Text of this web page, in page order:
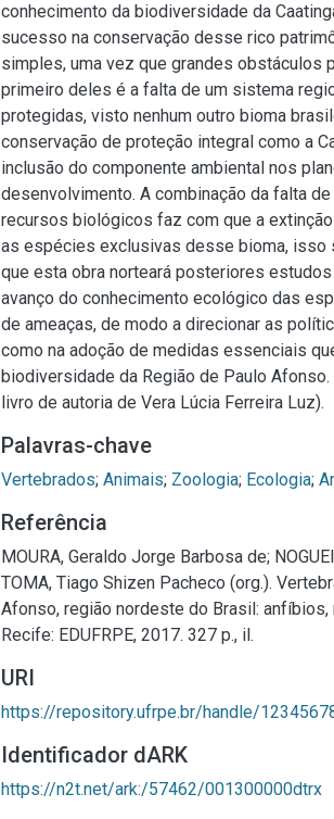
conhecimento da biodiversidade da
sucesso na conservação desse rico
simples, uma vez que grandes obstáculos
primeiro deles é a falta de um sistema
protegidas, visto nenhum outro bioma
conservação de proteção integral como a
inclusão do componente ambiental nos
desenvolvimento. A combinação da falta
recursos biológicos faz com que a
as espécies exclusivas desse bioma, isso
que esta obra norteará posteriores
avanço do conhecimento ecológico das
de ameaças, de modo a direcionar as
como na adoção de medidas essenciais
biodiversidade da Região de Paulo
livro de autoria de Vera Lúcia Ferreira Luz).
Palavras-chave
Vertebrados; Animais; Zoologia; Ecologia;
Referência
MOURA, Geraldo Jorge Barbosa de;
TOMA, Tiago Shizen Pacheco (org.).
Afonso, região nordeste do Brasil:
Recife: EDUFRPE, 2017. 327 p., il.
URI
https://repository.ufrpe.br/handle/
Identificador dARK
https://n2t.net/ark:/57462/001300000dtrx